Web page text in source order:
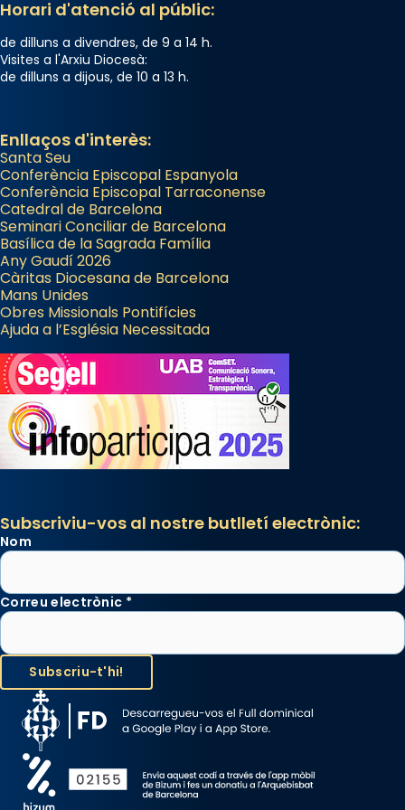
eterna”) són deixebles seves. I l’any 1667, el
frare Joan Gaspar Roig, afirma en una obra
que les santes són filles de l’antiga Iluro.
Mataró en reivindicarà les relíquies fins que
a la “Missa de les Santes” (“Missa de
Glòria”) fou composta el 1848 per Mn.
Manuel Blanch, amb aire d’òpera
italianitzant; s’interpreta per privilegi
pontifici, amb orquestra i cor, i té una
duració aproximada de tres hores. Després,
processó (recuperada el 1972) al voltant
del temple amb les relíquies de les santes.
Des de 1985 hi participa també un grup de
diablesses amb música i ball propis. Festa
gran a Mataró.
«Si vols saber què és calor, ves per les
Santes a Mataró»🥵.
Photo
View on Facebook · Share
Horari d'atenció al públic:
de dilluns a divendres, de 9 a 14 h.
Visites a l'Arxiu Diocesà:
de dilluns a dijous, de 10 a 13 h.
Enllaços d'interès:
Santa Seu
Conferència Episcopal Espanyola
Conferència Episcopal Tarraconense
Catedral de Barcelona
Seminari Conciliar de Barcelona
Basílica de la Sagrada Família
Any Gaudí 2026
Càritas Diocesana de Barcelona
Mans Unides
Obres Missionals Pontifícies
Ajuda a l’Església Necessitada
Subscriviu-vos al nostre butlletí electrònic:
Nom
Correu electrònic *